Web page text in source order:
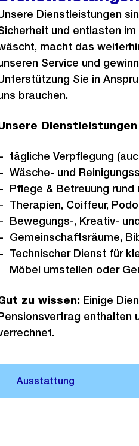
Dienstleistungen
und entlasten
macht das
Service und
Sie in
brauchen.
Dienstleistungen
tägliche Verpflegung
Wäsche- und
Pflege & Betreuung rund
Therapien, Coiffeur,
Bewegungs-, Kreativ-
Gemeinschaftsräume,
Technischer Dienst für
Möbel umstellen oder
zu wissen: Einige
enthalten